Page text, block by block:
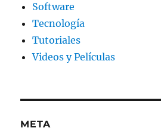
Software
Tecnología
Tutoriales
Videos y Películas
META